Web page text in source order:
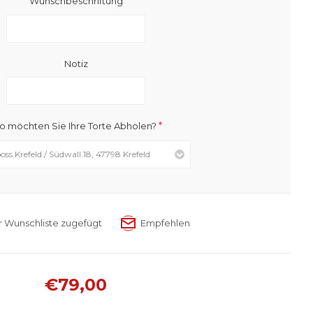
Notiz
möchten Sie Ihre Torte Abholen? *
€79,00